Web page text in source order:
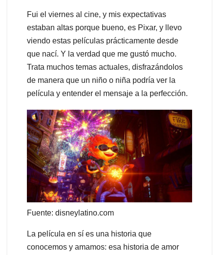
Fui el viernes al cine, y mis expectativas
estaban altas porque bueno, es Pixar, y llevo
viendo estas películas prácticamente desde
que nací. Y la verdad que me gustó mucho.
Trata muchos temas actuales, disfrazándolos
de manera que un niño o niña podría ver la
película y entender el mensaje a la perfección.
Fuente: disneylatino.com
La película en sí es una historia que
conocemos y amamos: esa historia de amor